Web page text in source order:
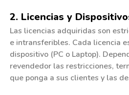
2. Licencias y
Las licencias adquiridas son
e intransferibles. Cada licencia
dispositivo (PC o Laptop).
revendedor las restricciones,
que ponga a sus clientes y las